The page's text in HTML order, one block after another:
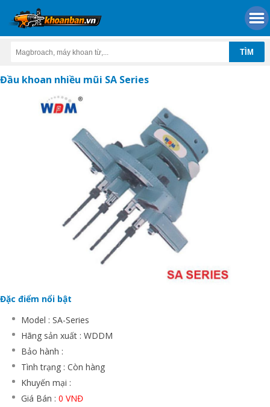
Đầu khoan nhiều mũi SA Series
Đặc điểm nổi bật
Model : SA-Series
Hãng sản xuất : WDDM
Bảo hành :
Tình trạng : Còn hàng
Khuyến mại :
Giá Bán : 0 VNĐ